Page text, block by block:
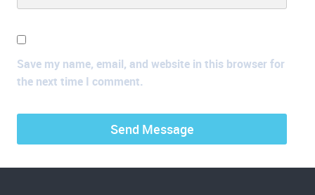
Save my name, email, and website in this browser for
the next time I comment.